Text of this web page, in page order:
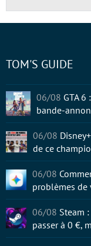
TOM'S GUIDE
06/08 GTA
bande-
06/08
de ce
06/08
problèmes de
06/08 Steam
passer à 0 €,